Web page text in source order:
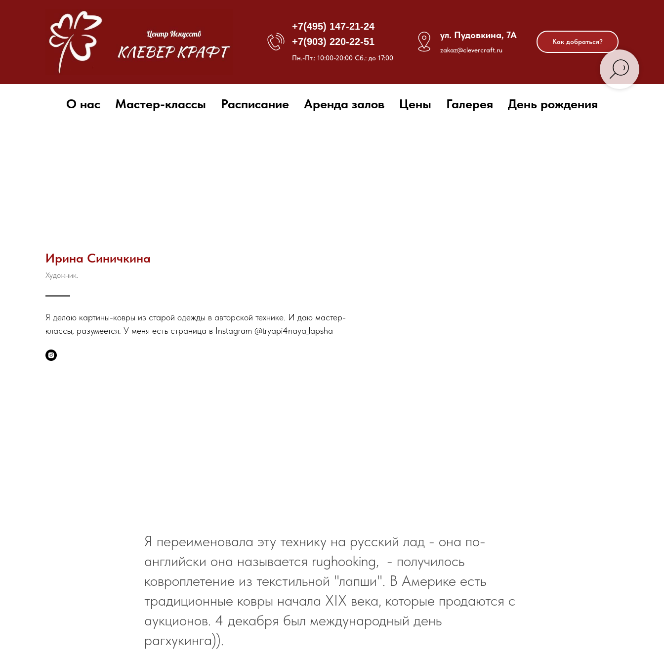
+7(495) 147-21-24
+7(903) 220-22-51
Пн.-Пт.: 10:00-20:00 Сб.: до 17:00
ул. Пудовкина, 7А
zakaz@clevercraft.ru
Как добраться?
О нас Мастер-классы Расписание Аренда залов Цены Галерея День рождения
Ирина Синичкина
Художник.
Я делаю картины-ковры из старой одежды в авторской технике. И даю мастер-
классы, разумеется. У меня есть страница в Instagram @tryapi4naya_lapsha
Я переименовала эту технику на русский лад - она по-
английски она называется rughooking, - получилось
ковроплетение из текстильной "лапши". В Америке есть
традиционные ковры начала ХIХ века, которые продаются с
аукционов. 4 декабря был международный день
рагхукинга)).